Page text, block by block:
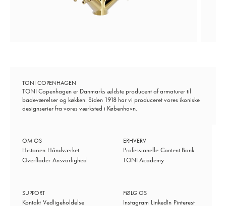
TONI COPENHAGEN
TONI Copenhagen er Danmarks ældste producent af armaturer til
badeværelser og køkken. Siden 1918 har vi produceret vores ikoniske
designserier fra vores værksted i København.
OM OS
Historien Håndværket
Overflader Ansvarlighed
ERHVERV
Professionelle Content Bank
TONI Academy
SUPPORT
Kontakt Vedligeholdelse
FØLG OS
Instagram LinkedIn Pinterest